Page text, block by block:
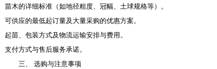
苗木的详细标准（如地径粗度、冠幅、土球规格等）。
可供应的最低起订量及大量采购的优惠方案。
起苗、包装方式及物流运输安排与费用。
支付方式与售后服务承诺。
三、 选购与注意事项